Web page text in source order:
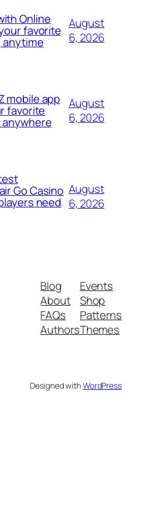
Online
favorite
anytime
August
6, 2026
mobile app
favorite
August
6, 2026
Go Casino
need
August
6, 2026
Blog
About
FAQs
Authors
Events
Shop
Patterns
Themes
Designed withWordPress